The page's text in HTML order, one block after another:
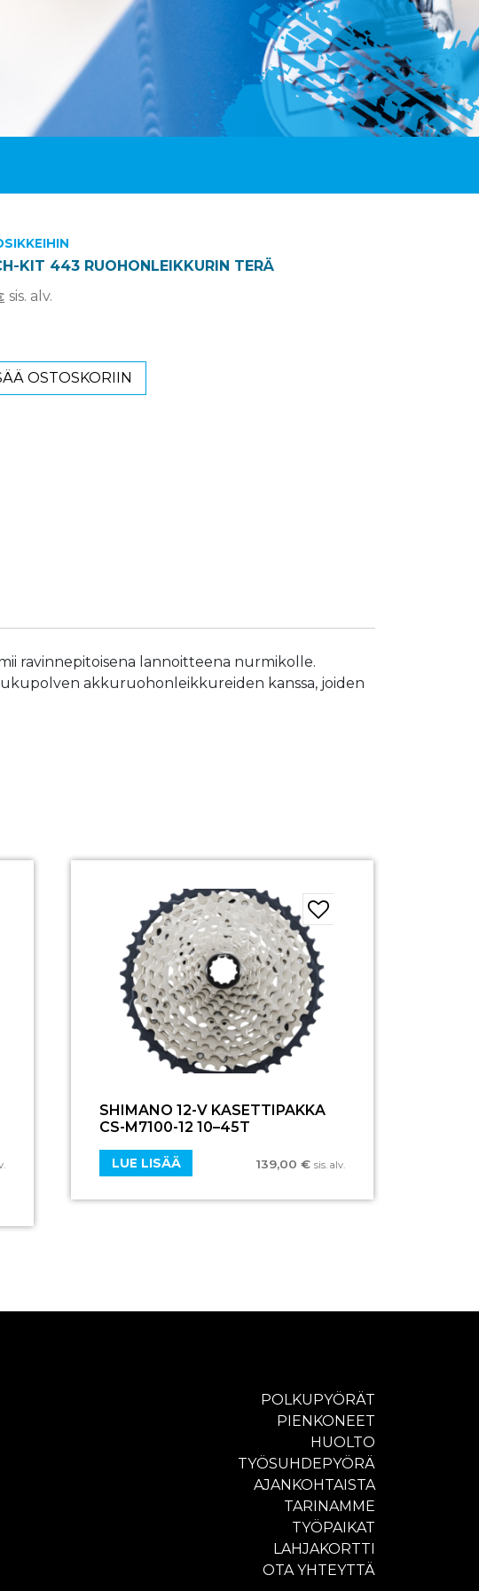
KIT 443 RUOHONLEIKKURIN TERÄ
sis. alv.
OSTOSKORIIN
ravinnepitoisena lannoitteena nurmikolle.
akkuruohonleikkureiden kanssa, joiden
SHIMANO 12-V KASETTIPAKKA
CS-M7100-12 10–45T
139,00€ sis. alv.
LUE LISÄÄ
POLKUPYÖRÄT
PIENKONEET
HUOLTO
TYÖSUHDEPYÖRÄ
AJANKOHTAISTA
TARINAMME
TYÖPAIKAT
LAHJAKORTTI
OTA YHTEYTTÄ